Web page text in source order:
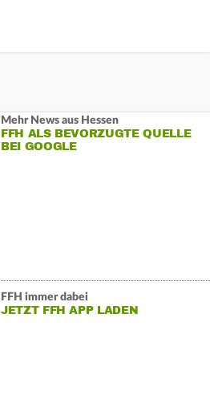
Mehr News aus Hessen
FFH ALS BEVORZUGTE QUELLE
BEI GOOGLE
FFH immer dabei
JETZT FFH APP LADEN